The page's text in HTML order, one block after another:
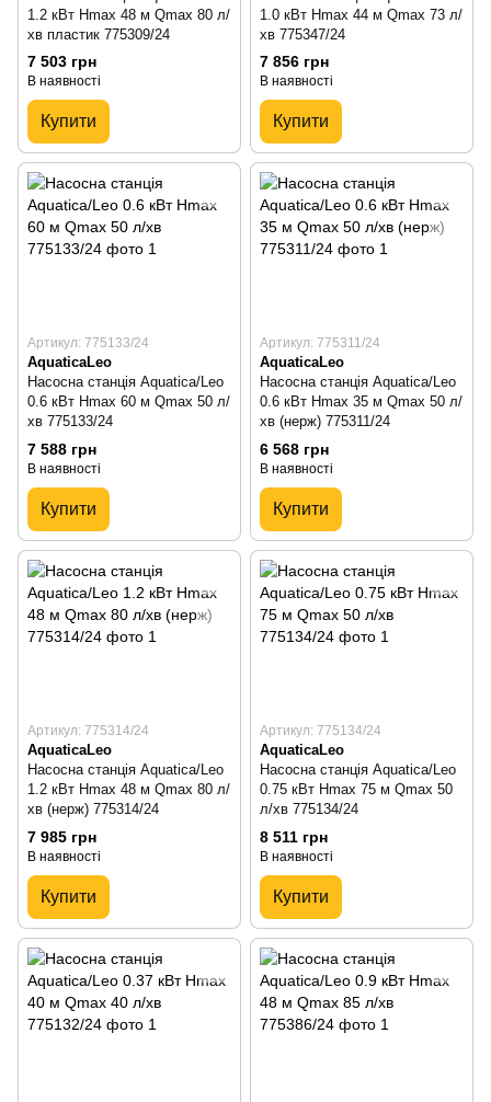
1.2 кВт Hmax 48 м Qmax 80 л/
хв пластик 775309/24
7 503 грн
В наявності
Купити
1.0 кВт Hmax 44 м Qmax 73 л/
хв 775347/24
7 856 грн
В наявності
Купити
Артикул: 775133/24
AquaticaLeo
Насосна станція Aquatica/Leo
0.6 кВт Hmax 60 м Qmax 50 л/
хв 775133/24
7 588 грн
В наявності
Купити
Артикул: 775311/24
AquaticaLeo
Насосна станція Aquatica/Leo
0.6 кВт Hmax 35 м Qmax 50 л/
хв (нерж) 775311/24
6 568 грн
В наявності
Купити
Артикул: 775314/24
AquaticaLeo
Насосна станція Aquatica/Leo
1.2 кВт Hmax 48 м Qmax 80 л/
хв (нерж) 775314/24
7 985 грн
В наявності
Купити
Артикул: 775134/24
AquaticaLeo
Насосна станція Aquatica/Leo
0.75 кВт Hmax 75 м Qmax 50
л/хв 775134/24
8 511 грн
В наявності
Купити